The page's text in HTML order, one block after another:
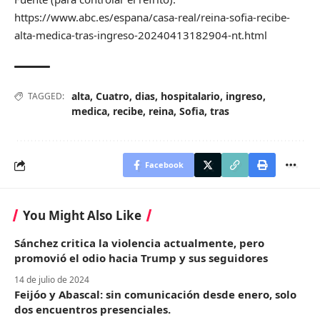
https://www.abc.es/espana/casa-real/reina-sofia-recibe-
alta-medica-tras-ingreso-20240413182904-nt.html
TAGGED: alta, Cuatro, dias, hospitalario, ingreso,
medica, recibe, reina, Sofia, tras
Facebook
You Might Also Like
Sánchez critica la violencia actualmente, pero
promovió el odio hacia Trump y sus seguidores
14 de julio de 2024
Feijóo y Abascal: sin comunicación desde enero, solo
dos encuentros presenciales.